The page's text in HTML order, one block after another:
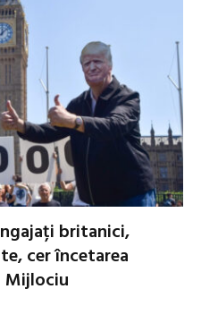
britanici,
cer încetarea
Mijlociu